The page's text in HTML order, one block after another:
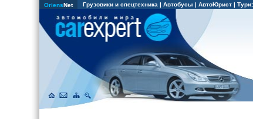
OriensNet Грузовики и спецтехника | Автобусы | АвтоЮрист |